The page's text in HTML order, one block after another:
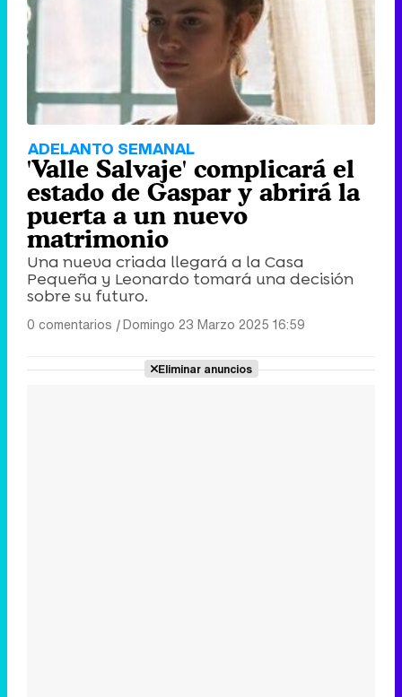
ADELANTO SEMANAL
'Valle Salvaje' complicará el
estado de Gaspar y abrirá la
puerta a un nuevo
matrimonio
Una nueva criada llegará a la Casa
Pequeña y Leonardo tomará una decisión
sobre su futuro.
0 comentarios |Domingo 23 Marzo 2025 16:59
Eliminar anuncios